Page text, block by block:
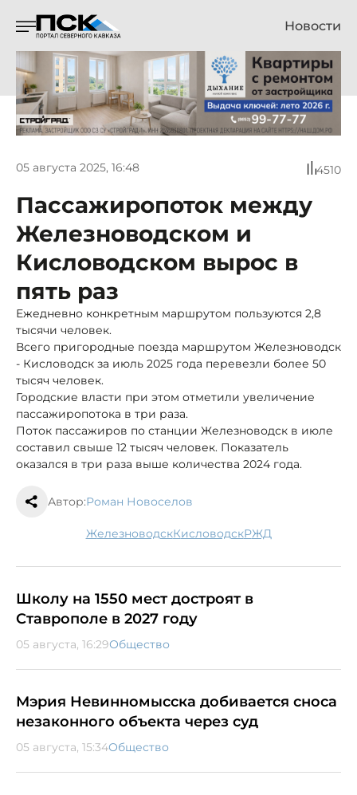
Новости
05 августа 2025, 16:48 4510
Пассажиропоток между
Железноводском и
Кисловодском вырос в
пять раз
Ежедневно конкретным маршрутом пользуются 2,8
тысячи человек.
Всего пригородные поезда маршрутом Железноводск
- Кисловодск за июль 2025 года перевезли более 50
тысяч человек.
Городские власти при этом отметили увеличение
пассажиропотока в три раза.
Поток пассажиров по станции Железноводск в июле
составил свыше 12 тысяч человек. Показатель
оказался в три раза выше количества 2024 года.
Автор:Роман Новоселов
Железноводск Кисловодск РЖД
Школу на 1550 мест достроят в
Ставрополе в 2027 году
05 августа, 16:29Общество
Мэрия Невинномысска добивается сноса
незаконного объекта через суд
05 августа, 15:34Общество